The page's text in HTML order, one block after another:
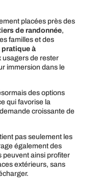
placées près des
de randonnée,
familles et des
pratique à
usagers de rester
immersion dans le
des options
qui favorise la
croissante de
pas seulement les
également des
peuvent ainsi profiter
extérieurs, sans